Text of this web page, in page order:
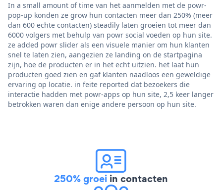
In a small amount of time van het aanmelden met de powr-
pop-up konden ze grow hun contacten meer dan 250% (meer
dan 600 echte contacten) steadily laten groeien tot meer dan
6000 volgers met behulp van powr social voeden op hun site.
ze added powr slider als een visuele manier om hun klanten
snel te laten zien, aangezien ze landing on de startpagina
zijn, hoe de producten er in het echt uitzien. het laat hun
producten goed zien en gaf klanten naadloos een geweldige
ervaring op locatie. in feite reported dat bezoekers die
interactie hadden met powr-apps op hun site, 2,5 keer langer
betrokken waren dan enige andere persoon op hun site.
250% groei in contacten